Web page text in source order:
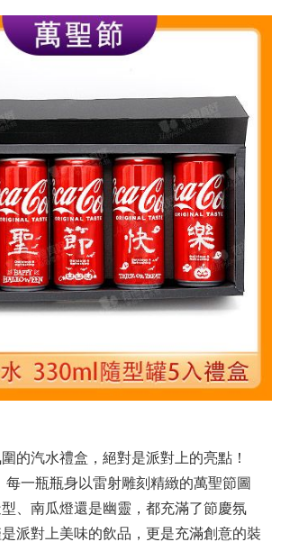
的汽水禮盒，絕對是派對上的亮點！
一瓶瓶身以雷射雕刻精緻的萬聖節圖
、南瓜燈還是幽靈，都充滿了節慶氛
派對上美味的飲品，更是充滿創意的裝